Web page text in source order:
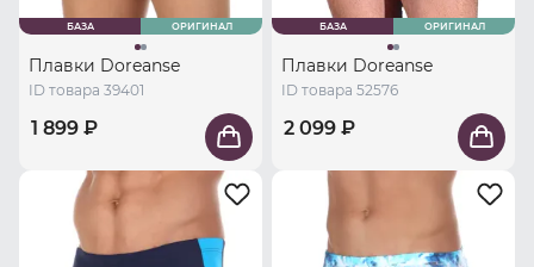
БАЗА ОРИГИНАЛ
Плавки Doreanse
ID товара 39401
1 899 ₽
БАЗА ОРИГИНАЛ
Плавки Doreanse
ID товара 52576
2 099 ₽